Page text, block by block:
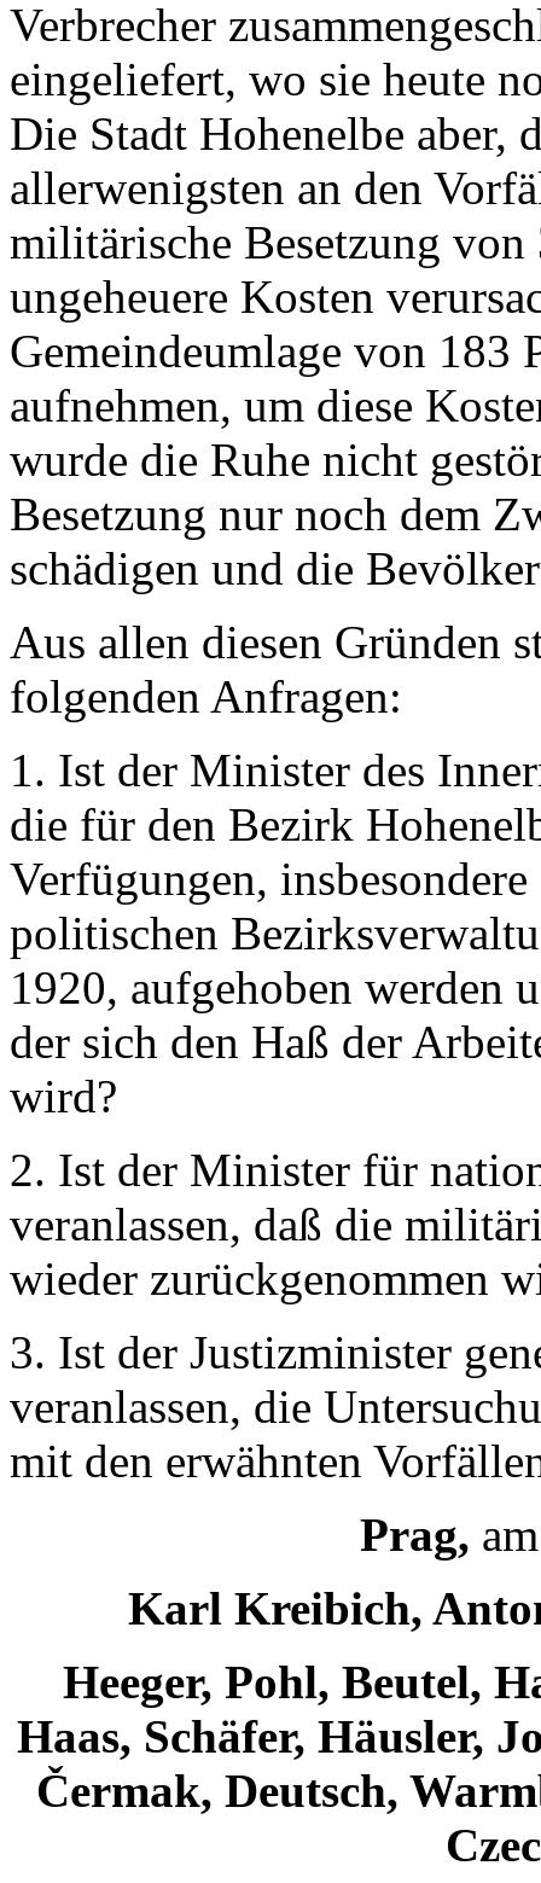
Verbrecher
eingeliefert, wo sie heute
Die Stadt Hohenelbe aber,
allerwenigsten an den
militärische Besetzung
ungeheuere Kosten
Gemeindeumlage von 183
aufnehmen, um diese
wurde die Ruhe nicht
Besetzung nur noch dem
schädigen und die
Aus allen diesen Gründen
folgenden Anfragen:
1. Ist der Minister des
die für den Bezirk
Verfügungen,
politischen
1920, aufgehoben werden
der sich den Haß der
wird?
2. Ist der Minister für
veranlassen, daß die
wieder zurückgenommen
3. Ist der Justizminister
veranlassen, die
mit den erwähnten
Prag,
Karl Kreibich,
Heeger, Pohl, Beutel,
Haas, Schäfer, Häusler,
Čermak, Deutsch,